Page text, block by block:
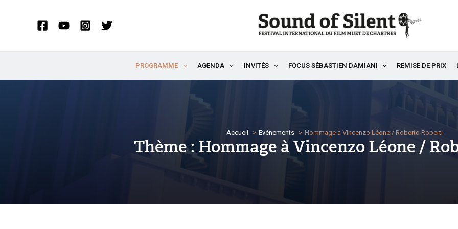
PROGRAMME AGENDA INVITÉS FOCUS SÉBASTIEN DAMIANI REMISE DE PRIX
Accueil Evénements Hommage à Vincenzo Léone / Roberto Roberti
Thème : Hommage à Vincenzo Léone /